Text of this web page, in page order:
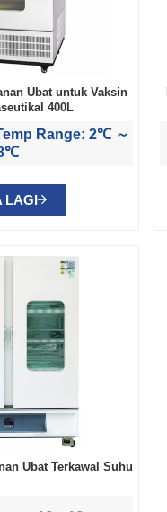
Ubat untuk Vaksin
400L
Range: 2℃ ～
LAGI
Ubat Terkawal Suhu